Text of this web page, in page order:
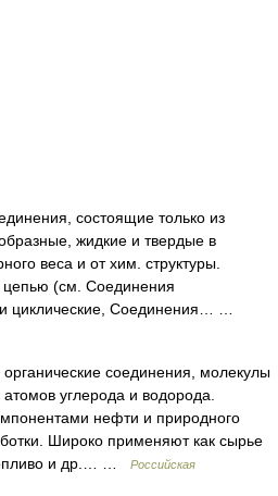
состоящие только из
жидкие и твердые в
веса и от хим. структуры.
цепью (см. Соединения
циклические, Соединения… …
соединения, молекулы
атомов углерода и водорода.
нефти и природного
Широко применяют как сырье
и др.… …
Российская